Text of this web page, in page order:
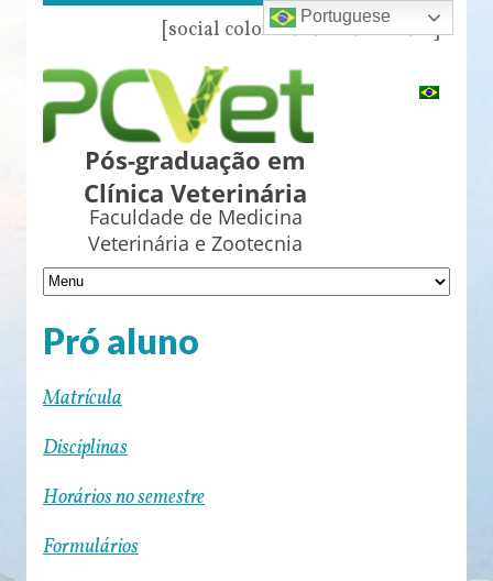
[social color="azul" name="all"]
Pós-graduação em
Clínica Veterinária
Faculdade de Medicina
Veterinária e Zootecnia
Pró aluno
Matrícula
Disciplinas
Horários no semestre
Formulários
Portuguese